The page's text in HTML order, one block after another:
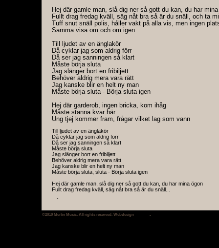
Hej där gamle man, slå dig ner så gott du kan, du har
Fullt drag fredag kväll, säg nåt bra så är du snäll, och ta
Tuff snut snäll polis, håller vakt på alla vis, men ingen
Samma visa om och om igen
Till ljudet av en änglakör
Då cyklar jag som aldrig förr
Då ser jag sanningen så klart
Måste börja sluta
Jag slänger bort en fribiljett
Behöver aldrig mera vara rätt
Jag kanske blir en helt ny man
Måste börja sluta - Börja sluta igen
Hej där garderob, ingen bricka, kom ihåg
Måste stanna kvar här
Ung tjej kommer fram, frågar vilket lag som vann
Till ljudet av en änglakör
Då cyklar jag som aldrig förr
Då ser jag sanningen så klart
Måste börja sluta
Jag slänger bort en fribiljett
Behöver aldrig mera vara rätt
Jag kanske blir en helt ny man
Måste börja sluta, sluta - Börja sluta igen
Hej där gamle man, slå dig ner så gott du kan, du har mina ögon
Fullt drag fredag kväll, säg nåt bra så är du snäll...
Behöver aldrig mera vara rätt
Jag kanske blir en helt ny man
©2010 Merlin Music. All rights reserved. Webdesign .